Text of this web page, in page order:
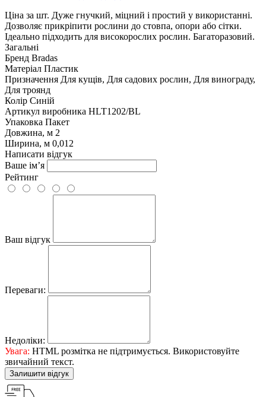
Ціна за шт. Дуже гнучкий, міцний і простий у використанні.
Дозволяє прикріпити рослини до стовпа, опори або сітки.
Ідеально підходить для високорослих рослин. Багаторазовий.
Загальні
Бренд Bradas
Матеріал Пластик
Призначення Для кущів, Для садових рослин, Для винограду,
Для троянд
Колір Синій
Артикул виробника HLT1202/BL
Упаковка Пакет
Довжина, м 2
Ширина, м 0,012
Написати відгук
Ваше ім’я
Рейтинг
Ваш відгук
Переваги:
Недоліки:
Увага: HTML розмітка не підтримується. Використовуйте
звичайний текст.
Залишити відгук